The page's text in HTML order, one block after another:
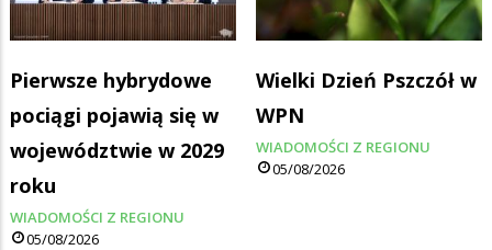
Pierwsze hybrydowe
pociągi pojawią się w
województwie w 2029
roku
WIADOMOŚCI Z REGIONU
05/08/2026
Wielki Dzień Pszczół w
WPN
WIADOMOŚCI Z REGIONU
05/08/2026